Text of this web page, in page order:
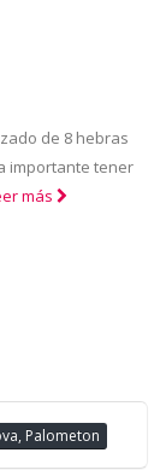
de 8 hebras
importante tener
más
Palometon